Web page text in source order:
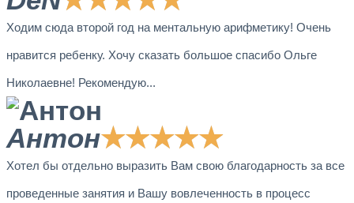
Ходим сюда второй год на ментальную арифметику! Очень
нравится ребенку. Хочу сказать большое спасибо Ольге
Николаевне! Рекомендую...
Антон★★★★★
Хотел бы отдельно выразить Вам свою благодарность за все
проведенные занятия и Вашу вовлеченность в процесс